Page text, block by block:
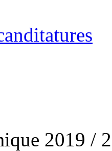
2019 /